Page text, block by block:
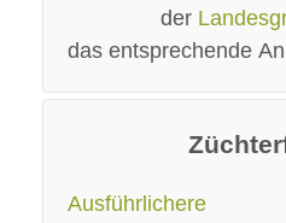
der
das entsprechende
Ausführlichere